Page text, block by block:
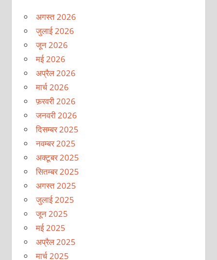
अगस्त 2026
जुलाई 2026
जून 2026
मई 2026
अप्रैल 2026
मार्च 2026
फ़रवरी 2026
जनवरी 2026
दिसम्बर 2025
नवम्बर 2025
अक्टूबर 2025
सितम्बर 2025
अगस्त 2025
जुलाई 2025
जून 2025
मई 2025
अप्रैल 2025
मार्च 2025